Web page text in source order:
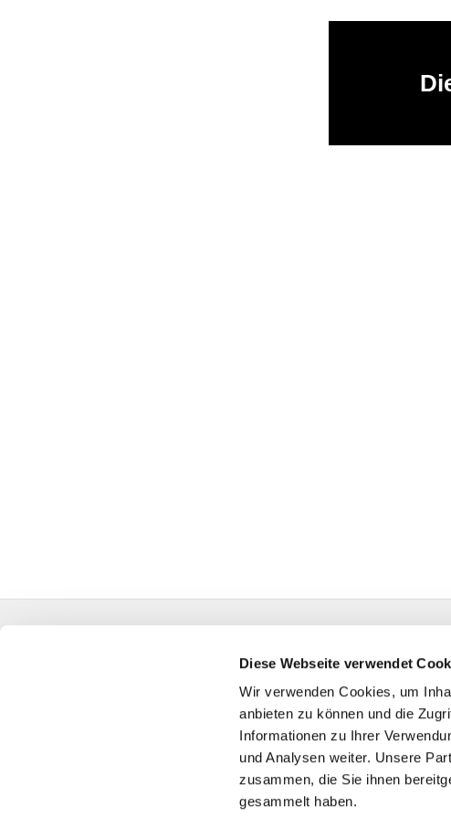
Diese Webseite verwendet
Wir verwenden Cookies, um
anbieten zu können und die
Informationen zu Ihrer
und Analysen weiter. Unsere
zusammen, die Sie ihnen
gesammelt haben.
05241
GT-KG-